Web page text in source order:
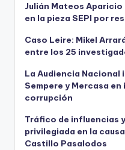
Julián Mateos
en la pieza SEPI por
Caso Leire: Mikel
entre los 25
La Audiencia Nacional
Sempere y Mercasa
corrupción
Tráfico de influencias
privilegiada en la
Castillo Pasalodos